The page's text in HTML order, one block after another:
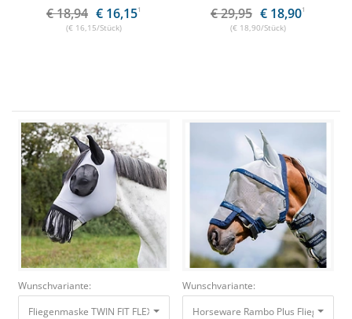
€ 18,94 € 16,151
(€ 16,15/Stück)
€ 29,95 € 18,901
(€ 18,90/Stück)
Wunschvariante:
Fliegenmaske TWIN FIT FLEXI FRANSEN Pony, grau45,90 €41,31 €
Wunschvariante:
Horseware Rambo Plus